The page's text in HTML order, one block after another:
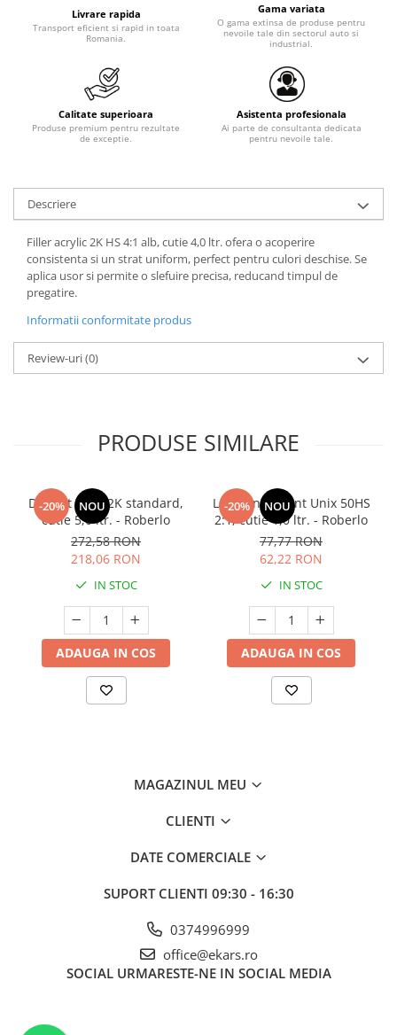
Livrare rapida
Transport eficient si rapid in toata
Romania.
Gama variata
O gama extinsa de produse pentru
nevoile tale din sectorul auto si
industrial.
Calitate superioara
Produse premium pentru rezultate
de exceptie.
Asistenta profesionala
Ai parte de consultanta dedicata
pentru nevoile tale.
Descriere
Filler acrylic 2K HS 4:1 alb, cutie 4,0 ltr. ofera o acoperire
consistenta si un strat uniform, perfect pentru culori deschise. Se
aplica usor si permite o slefuire precisa, reducand timpul de
pregatire.
Informatii conformitate produs
Review-uri(0)
PRODUSE SIMILARE
-20% NOU
Diluant S322 2K standard,
cutie 5,0 ltr. - Roberlo
272,58 RON
218,06 RON
IN STOC
ADAUGA IN COS
-20% NOU
Lac transparent Unix 50HS
2:1, cutie 1,0 ltr. - Roberlo
77,77 RON
62,22 RON
IN STOC
ADAUGA IN COS
MAGAZINUL MEU
CLIENTI
DATE COMERCIALE
SUPORT CLIENTI 09:30 - 16:30
0374996999
office@ekars.ro
SOCIAL URMARESTE-NE IN SOCIAL MEDIA